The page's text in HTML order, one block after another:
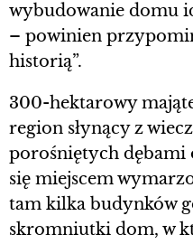
wybudowanie domu
– powinien
historią”.
300-hektarowy
region słynący z
porośniętych dębami
się miejscem
tam kilka budynków
skromniutki dom, w